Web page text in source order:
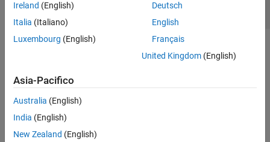
Ireland (English)
Italia (Italiano)
Luxembourg (English)
Deutsch
English
Français
United Kingdom(English)
Asia-Pacifico
Australia (English)
India (English)
New Zealand (English)